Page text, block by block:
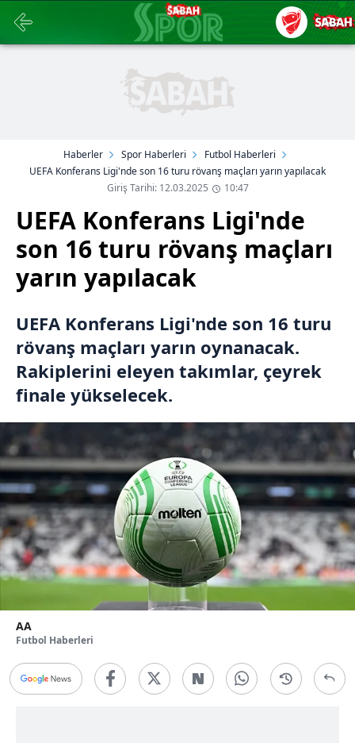
Haberler Spor Haberleri
Futbol Haberleri
UEFA Konferans Ligi'nde son 16 turu rövanş maçları yarın yapılacak
Giriş Tarihi: 12.03.2025
10:47
UEFA Konferans Ligi'nde
son 16 turu rövanş maçları
yarın yapılacak
UEFA Konferans Ligi'nde son 16 turu
rövanş maçları yarın oynanacak.
Rakiplerini eleyen takımlar, çeyrek
finale yükselecek.
AA
Futbol Haberleri